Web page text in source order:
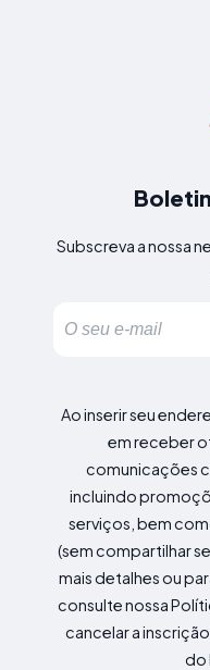
Subscreva a nossa
Ao inserir seu
em receber
comunicações
incluindo
serviços, bem
(sem compartilhar
mais detalhes ou
consulte nossa
cancelar a
do